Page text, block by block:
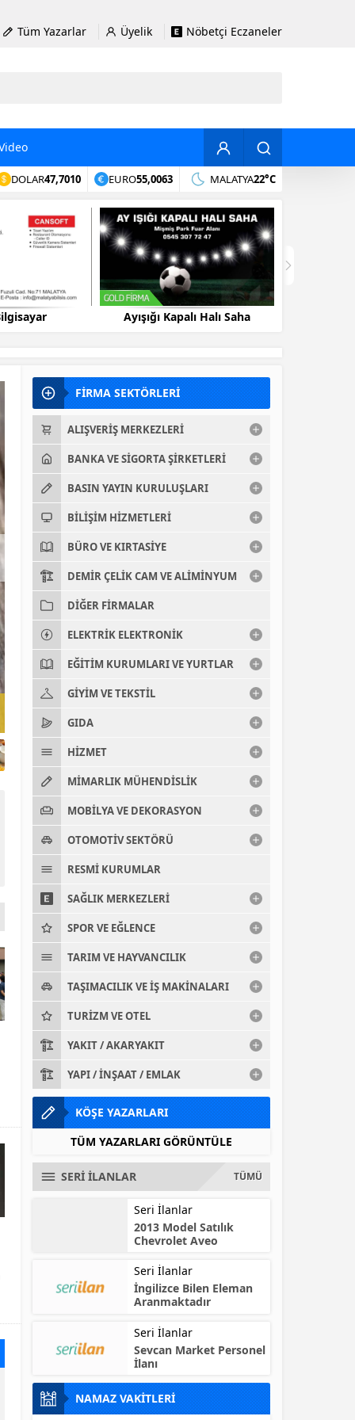
Tüm Yazarlar Üyelik Nöbetçi Eczaneler
DOLAR47,7010 EURO55,0063 MALATYA22°C
Halı Saha Ayyıldız Kapalı Halısaha
Büyükşehir Belediyesi’nden Dr. Furtun’a
FİRMA SEKTÖRLERİ
ALIŞVERIŞ MERKEZLERI
BANKA VE SIGORTA ŞIRKETLERI
BASIN YAYIN KURULUŞLARI
BILIŞIM HIZMETLERI
BÜRO VE KIRTASIYE
DEMIR ÇELIK CAM VE ALIMINYUM
DIĞER FIRMALAR
ELEKTRIK ELEKTRONIK
EĞITIM KURUMLARI VE YURTLAR
GIYIM VE TEKSTIL
GIDA
HIZMET
MIMARLIK MÜHENDISLIK
MOBILYA VE DEKORASYON
OTOMOTIV SEKTÖRÜ
RESMI KURUMLAR
SAĞLIK MERKEZLERI
SPOR VE EĞLENCE
TARIM VE HAYVANCILIK
TAŞIMACILIK VE İŞ MAKINALARI
TURIZM VE OTEL
YAKIT / AKARYAKIT
YAPI / İNŞAAT / EMLAK
KÖŞE YAZARLARI
TÜM YAZARLARI GÖRÜNTÜLE
SERİ İLANLAR TÜMÜ
Seri İlanlar
2013 Model Satılık
Chevrolet Aveo
Seri İlanlar
İngilizce Bilen Eleman
Aranmaktadır
Seri İlanlar
Sevcan Market Personel
İlanı
NAMAZ VAKİTLERİ